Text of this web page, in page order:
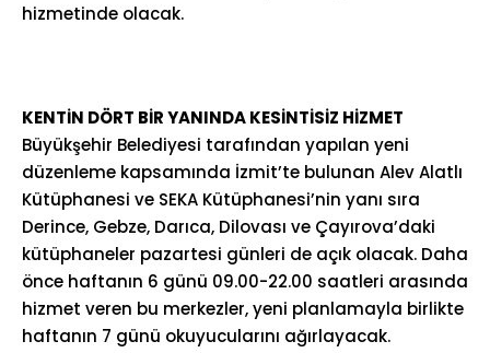
hizmetinde olacak.
KENTİN DÖRT BİR YANINDA KESİNTİSİZ HİZMET
Büyükşehir Belediyesi tarafından yapılan yeni
düzenleme kapsamında İzmit’te bulunan Alev Alatlı
Kütüphanesi ve SEKA Kütüphanesi’nin yanı sıra
Derince, Gebze, Darıca, Dilovası ve Çayırova’daki
kütüphaneler pazartesi günleri de açık olacak. Daha
önce haftanın 6 günü 09.00-22.00 saatleri arasında
hizmet veren bu merkezler, yeni planlamayla birlikte
haftanın 7 günü okuyucularını ağırlayacak.